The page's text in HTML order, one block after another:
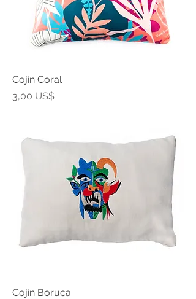
Cojín Coral
Precio
3,00 US$
Cojín Boruca